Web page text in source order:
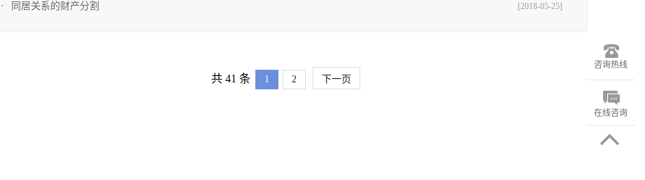
同居关系的财产分割 [2018-05-25]
共 41 条 1 2 下一页
咨询热线
在线咨询